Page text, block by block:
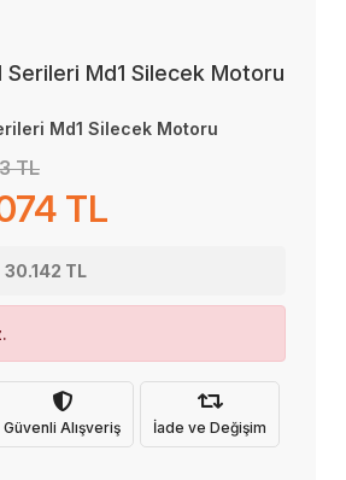
Md1 Silecek Motoru
Md1 Silecek Motoru
TL
TL
30.142 TL
Güvenli Alışveriş İade ve Değişim